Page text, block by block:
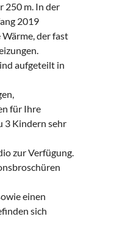
250 m. In der
2019
der fast
aufgeteilt in
für Ihre
3 Kindern sehr
zur Verfügung.
einen
sich